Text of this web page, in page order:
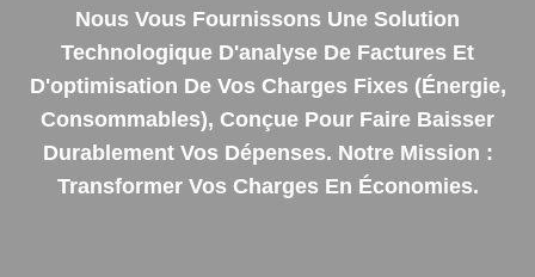
Nous Vous Fournissons Une Solution
Technologique D'analyse De Factures Et
D'optimisation De Vos Charges Fixes (énergie,
Consommables), Conçue Pour Faire Baisser
Durablement Vos Dépenses. Notre Mission :
Transformer Vos Charges En Économies.